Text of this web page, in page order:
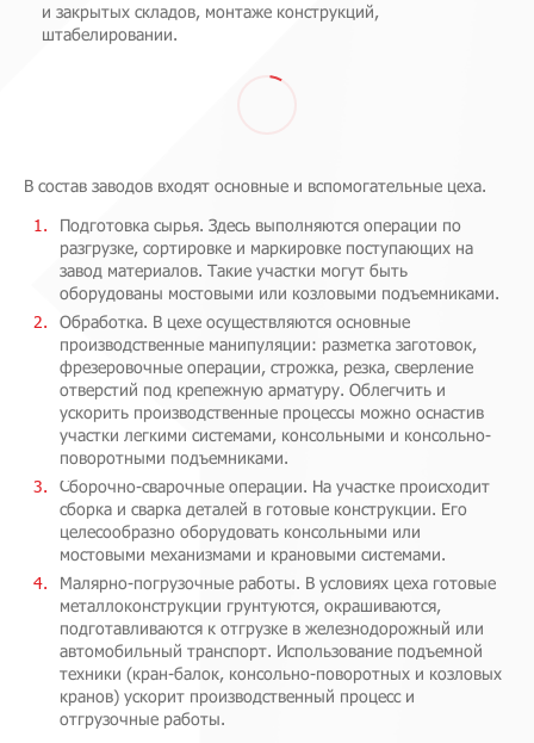
и закрытых складов, монтаже конструкций,
штабелировании.
В состав заводов входят основные и вспомогательные цеха.
Подготовка сырья. Здесь выполняются операции по
разгрузке, сортировке и маркировке поступающих на
завод материалов. Такие участки могут быть
оборудованы мостовыми или козловыми подъемниками.
Обработка. В цехе осуществляются основные
производственные манипуляции: разметка заготовок,
фрезеровочные операции, строжка, резка, сверление
отверстий под крепежную арматуру. Облегчить и
ускорить производственные процессы можно оснастив
участки легкими системами, консольными и консольно-
поворотными подъемниками.
Сборочно-сварочные операции. На участке происходит
сборка и сварка деталей в готовые конструкции. Его
целесообразно оборудовать консольными или
мостовыми механизмами и крановыми системами.
Малярно-погрузочные работы. В условиях цеха готовые
металлоконструкции грунтуются, окрашиваются,
подготавливаются к отгрузке в железнодорожный или
автомобильный транспорт. Использование подъемной
техники (кран-балок, консольно-поворотных и козловых
кранов) ускорит производственный процесс и
отгрузочные работы.